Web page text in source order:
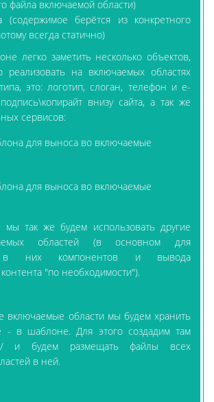
файла включаемой области)
(содержимое берётся из конкретного
всегда статично)
легко заметить несколько объектов,
реализовать на включаемых областях
это: логотип, слоган, телефон и e-
внизу сайта, а так же
сервисов:
так же будем использовать другие
областей (в основном для
в них компонентов и вывода
"по необходимости").
включаемые области мы будем хранить
- в шаблоне. Для этого создадим там
и будем размещать файлы всех
в ней.